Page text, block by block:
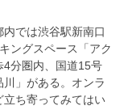
では渋谷駅新南口
ングスペース「アク
4分圏内、国道15号
川」がある。オンラ
ち寄ってみてはい